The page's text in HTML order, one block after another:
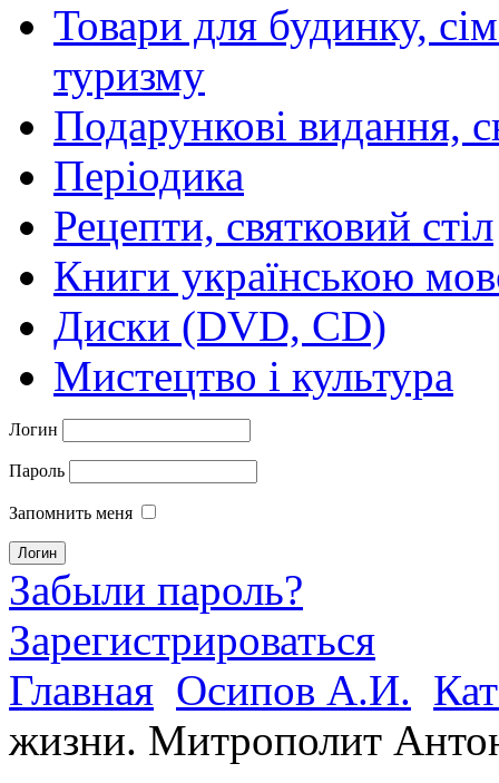
Товари для будинку,
туризму
Подарункові видання,
Періодика
Рецепти, святковий стіл
Книги українською
Диски (DVD, CD)
Мистецтво і культура
Логин
Пароль
Запомнить меня
Забыли пароль?
Зарегистрироваться
Главная Осипов А.И.
жизни. Митрополит